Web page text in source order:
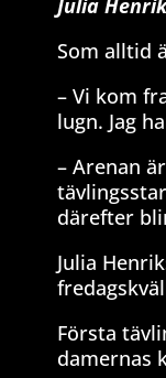
Julia
Som alltid
– Vi kom
lugn. Jag
– Arenan
därefter
Julia
Första
damernas